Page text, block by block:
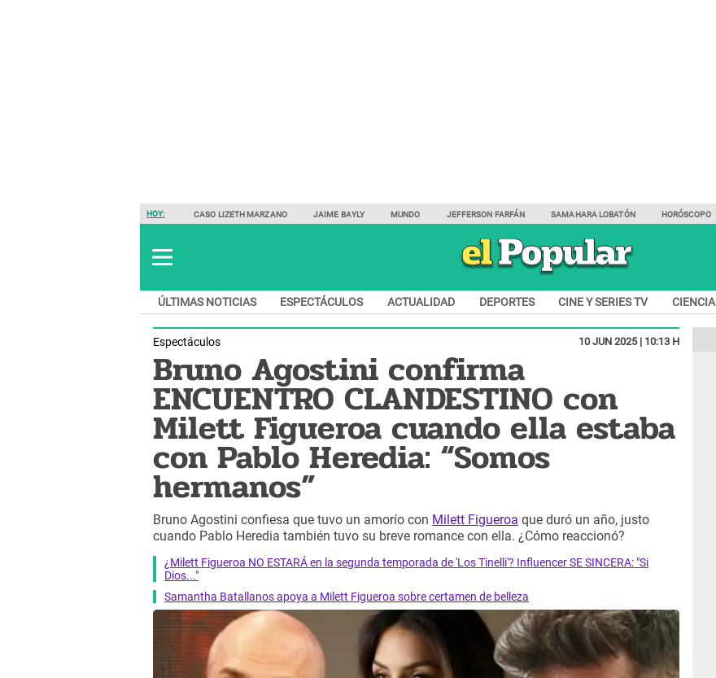
HOY: CASO LIZETH MARZANO JAIME BAYLY MUNDO JEFFERSON FARFÁN SAMAHARA LOBATÓN HORÓSCOPO
ÚLTIMAS NOTICIAS ESPECTÁCULOS ACTUALIDAD DEPORTES CINE Y SERIES TV CIENCIA
Espectáculos 10 JUN 2025 | 10:13 H
Bruno Agostini confirma
ENCUENTRO CLANDESTINO con
Milett Figueroa cuando ella estaba
con Pablo Heredia: “Somos
hermanos”
Bruno Agostini confiesa que tuvo un amorío con Milett Figueroa que duró un año, justo
cuando Pablo Heredia también tuvo su breve romance con ella. ¿Cómo reaccionó?
¿Milett Figueroa NO ESTARÁ en la segunda temporada de 'Los Tinelli'? Influencer SE SINCERA: "Si
Dios..."
Samantha Batallanos apoya a Milett Figueroa sobre certamen de belleza